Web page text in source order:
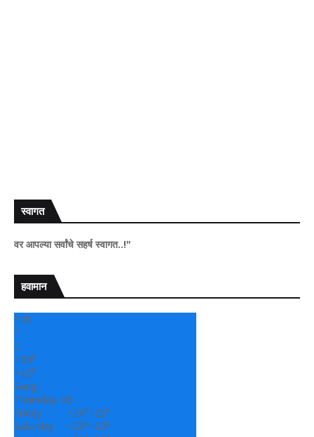
स्वागत
सर्वांचे सहर्ष स्वागत..!"
हवामान
+28
°
C
+28°
+22°
Sangli
Thursday, 06
Friday
+29°+22°
Saturday
+29°+23°